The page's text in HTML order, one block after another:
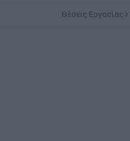
Θέσεις Εργασίας